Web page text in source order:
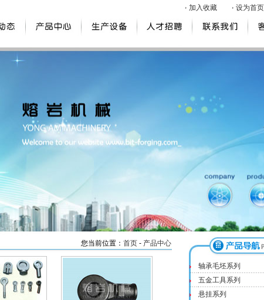
加入收藏 设为首页
您当前位置： 首页 - 产品中心
轴承毛坯系列
五金工具系列
悬挂系列